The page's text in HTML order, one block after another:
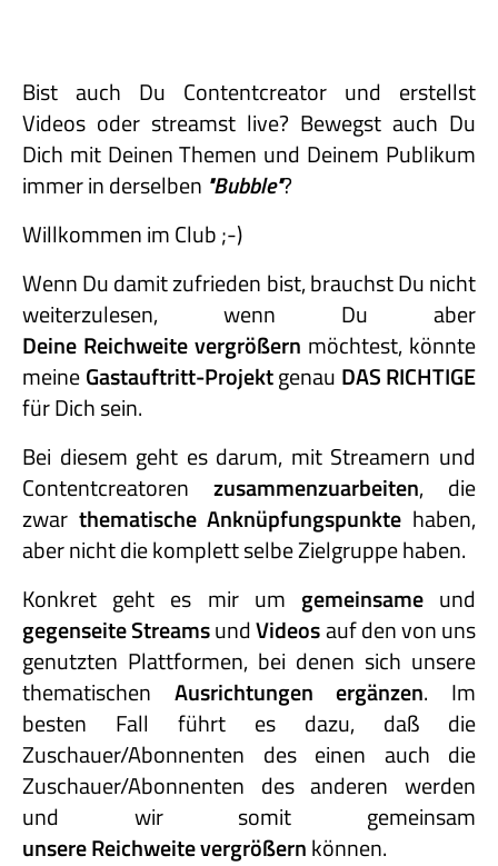
Bist auch Du Contentcreator und erstellst
Videos oder streamst live? Bewegst auch Du
Dich mit Deinen Themen und Deinem Publikum
immer in derselben "Bubble"?
Willkommen im Club ;-)
Wenn Du damit zufrieden bist, brauchst Du nicht
weiterzulesen, wenn Du aber
Deine Reichweite vergrößern möchtest, könnte
meineGastauftritt-Projektgenau DAS RICHTIGE
für Dich sein.
Bei diesem geht es darum, mit Streamern und
Contentcreatoren zusammenzuarbeiten, die
zwar thematische Anknüpfungspunkte haben,
aber nicht die komplett selbe Zielgruppe haben.
Konkret geht es mir um gemeinsameund
gegenseite StreamsundVideosauf den von uns
genutzten Plattformen, bei denen sich unsere
thematischen Ausrichtungen ergänzen. Im
besten Fall führt es dazu, daß die
Zuschauer/Abonnenten des einen auch die
Zuschauer/Abonnenten des anderen werden
und wir somit gemeinsam
unsere Reichweite vergrößernkönnen.